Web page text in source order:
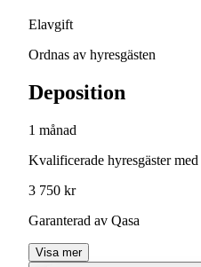
Elavgift
Ordnas av hyresgästen
Deposition
1 månad
Kvalificerade hyresgäster
3 750 kr
Garanterad av Qasa
Visa mer